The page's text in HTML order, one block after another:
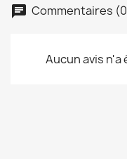
Commentaires
Aucun avis